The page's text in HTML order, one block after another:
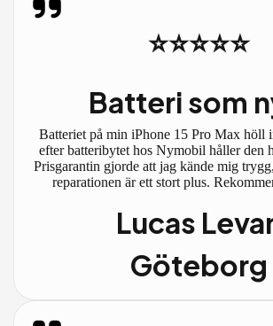
⭐⭐⭐⭐⭐
Batteri som
Batteriet på min iPhone 15 Pro Max höll
efter batteribytet hos Nymobil håller den
Prisgarantin gjorde att jag kände mig
reparationen är ett stort plus.
Lucas
Göteborg